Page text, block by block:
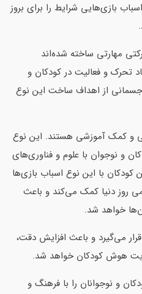
بازی‌هایی شرایط را برای بروز
مهارتی ساخته شده‌اند
تحرک و فعالیت در کودکان و
از اهداف ساخت این نوع
و کمک آموزشی هستند. این نوع
و نوجوان با علوم و فناوری‌های
با این نوع اسباب بازی‌ها
روز دنیا کمک می‌کند و باعث
خواهد شد.
می‌گیرد و باعث افزایش دقت،
هوش کودکان خواهد شد.
و نوجوانان را با فرهنگ و